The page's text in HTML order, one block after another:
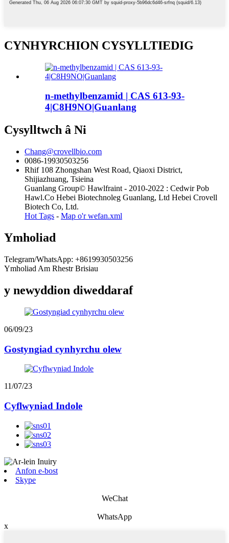
CYNHYRCHION CYSYLLTIEDIG
n-methylbenzamid | CAS 613-93-
4|C8H9NO|Guanlang
Cysylltwch â Ni
Chang@crovellbio.com
0086-19930503256
Rhif 108 Zhongshan West Road, Qiaoxi District,
Shijiazhuang, Tsieina
Guanlang Group© Hawlfraint - 2010-2022 : Cedwir Pob
Hawl.Co Hebei Biotechnoleg Guanlang, Ltd Hebei Crovell
Biotech Co, Ltd.
Hot Tags - Map o'r wefan.xml
Ymholiad
Telegram/WhatsApp: +8619930503256
Ymholiad Am Rhestr Brisiau
y newyddion diweddaraf
06/09/23
Gostyngiad cynhyrchu olew
11/07/23
Cyflwyniad Indole
Anfon e-bost
Skype
WeChat
WhatsApp
x